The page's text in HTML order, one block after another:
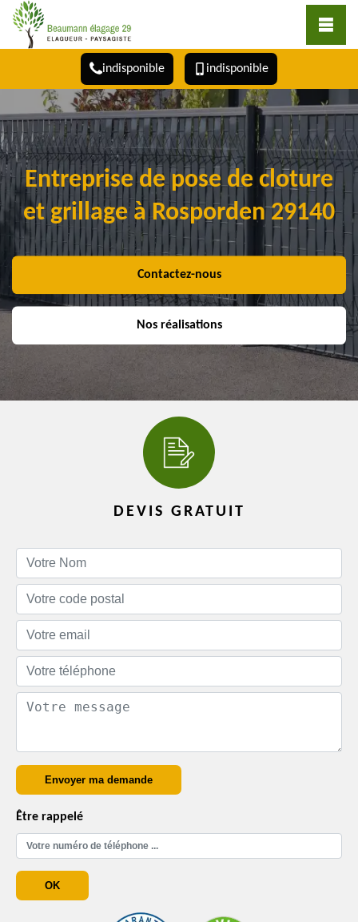
indisponible indisponible
Entreprise de pose de cloture
et grillage à Rosporden 29140
Contactez-nous
Nos réalisations
DEVIS GRATUIT
Être rappelé